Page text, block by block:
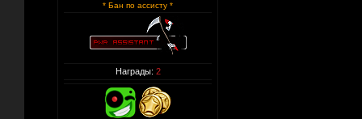
* Бан по ассисту *
Награды: 2